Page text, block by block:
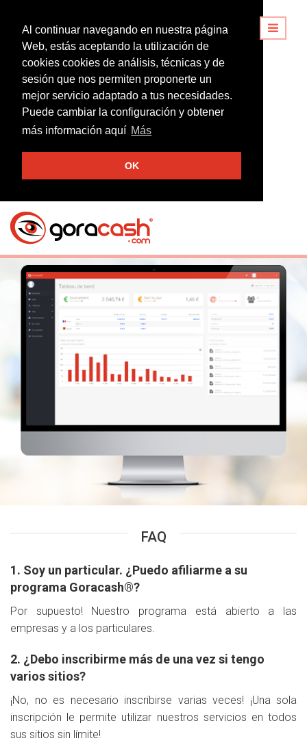
Al continuar navegando en nuestra página
Web, estás aceptando la utilización de
cookies cookies de análisis, técnicas y de
sesión que nos permiten proponerte un
mejor servicio adaptado a tus necesidades.
Puede cambiar la configuración y obtener
más información aquí Más
OK
FAQ
1. Soy un particular. ¿Puedo afiliarme a su
programa Goracash®?
Por supuesto! Nuestro programa está abierto a las
empresas y a los particulares.
2. ¿Debo inscribirme más de una vez si tengo
varios sitios?
¡No, no es necesario inscribirse varias veces! ¡Una sola
inscripción le permite utilizar nuestros servicios en todos
sus sitios sin límite!